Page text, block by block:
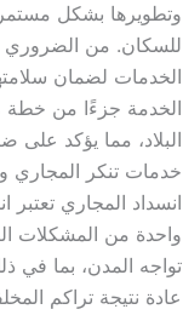
وتطويرها بشكل مستمر،
للسكان. من الضروري
الخدمات لضمان
الخدمة جزءًا من خطة
البلاد، مما يؤكد على
خدمات تنكر المجاري
انسداد المجاري
واحدة من المشكلات
تواجه المدن، بما في
عادة نتيجة تراكم